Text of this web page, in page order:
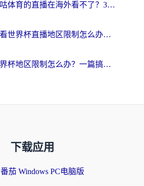
为什么咪咕体育的直播在海外看不了？3步解决海外看世界杯+抖音地区限制难题
海外电脑看世界杯直播地区限制怎么办？你需要一个聪明的加速器
海外看世界杯地区限制怎么办？一篇搞定咪咕视频播放+国内资源无缝访问指南
下载应用
番茄 Windows PC电脑版